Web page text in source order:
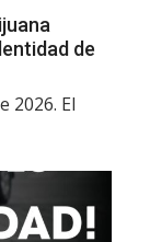
de
2026. El